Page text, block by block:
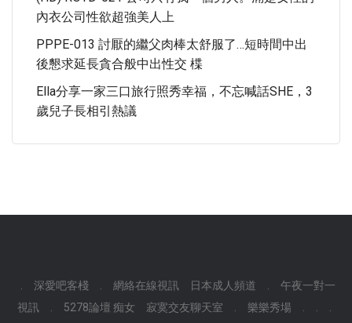
內衣公司性欲超強美人上
PPPE-013 討厭的繼父肉棒太舒服了…短時間中出
後懇求延長貪合般中出性交 楪
Ella分享一家三口旅行照秀幸福，不忘喊話SHE，3
歲兒子長相引熱議
深愛吧客棧 網絡在線視訊 日本成人頻道
午夜一對一
視訊
5278論壇 痴女 寂寞交友聊天室 樂樂秀場